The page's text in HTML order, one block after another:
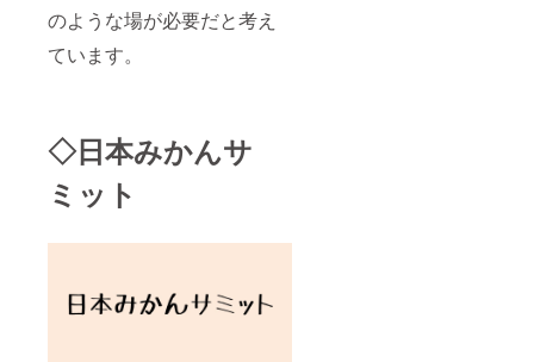
のような場が必要だと考え
ています。
◇日本みかんサ
ミット